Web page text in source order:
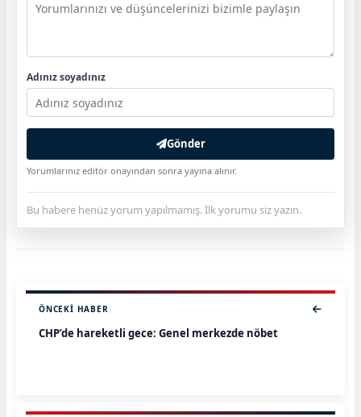
Adınız soyadınız
Gönder
Yorumlarınız editör onayından sonra yayına alınır.
Bu habere henüz yorum yapılmamış. İlk yorumu siz yazın.
ÖNCEKI HABER
CHP’de hareketli gece: Genel merkezde nöbet